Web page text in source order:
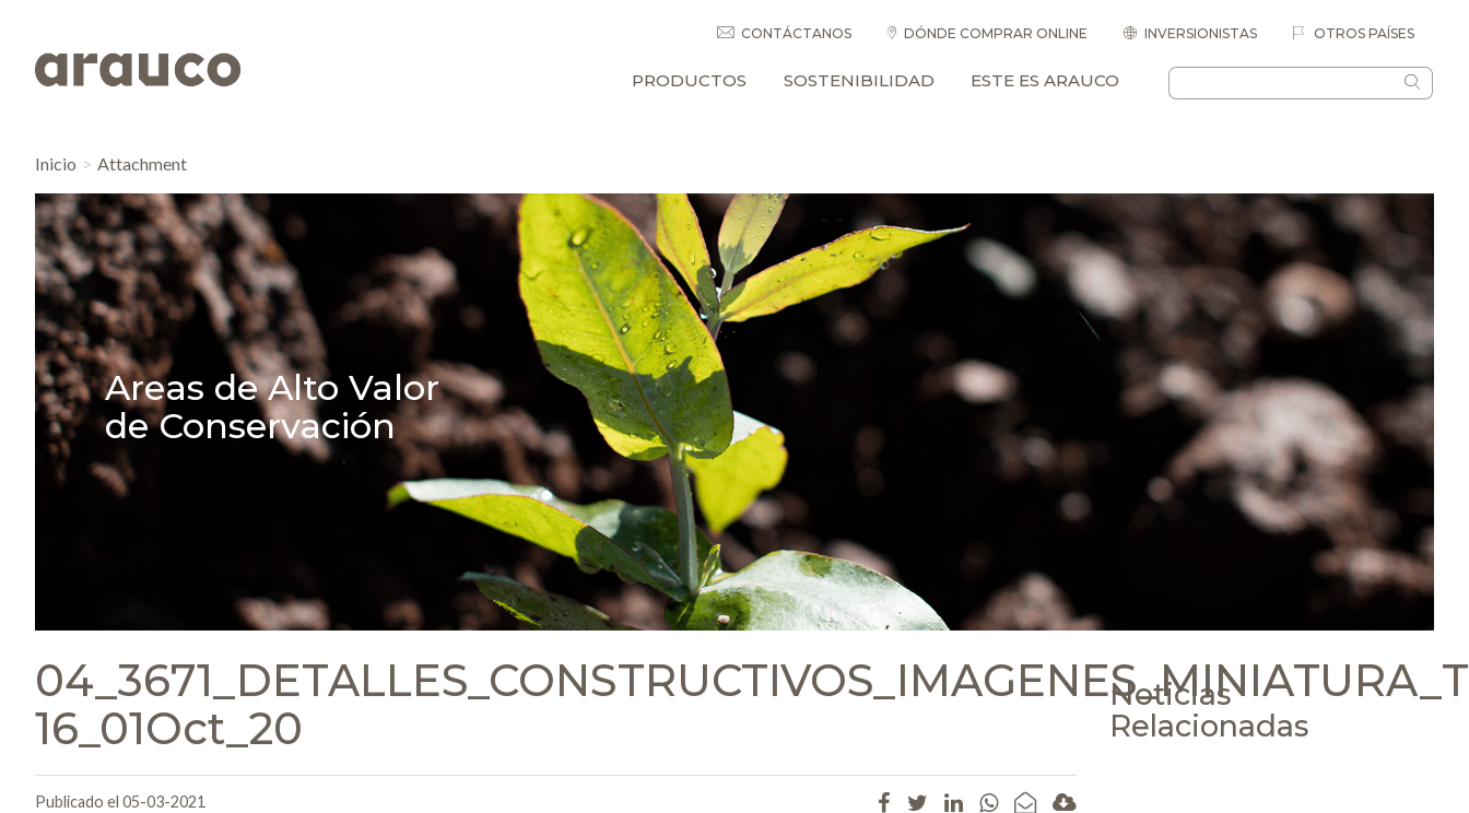
CONTÁCTANOS DÓNDE COMPRAR ONLINE INVERSIONISTAS OTROS PAÍSES
PRODUCTOS SOSTENIBILIDAD ESTE ES ARAUCO
Inicio Attachment
Areas de Alto Valor
de Conservación
16_01Oct_20
Publicado el 05-03-2021
Noticias
Relacionadas